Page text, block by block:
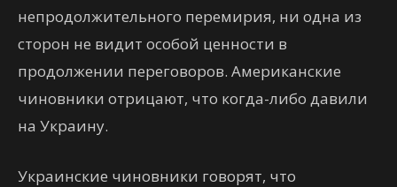
непродолжительного перемирия, ни одна из
сторон не видит особой ценности в
продолжении переговоров. Американские
чиновники отрицают, что когда-либо давили
на Украину.
Украинские чиновники говорят, что